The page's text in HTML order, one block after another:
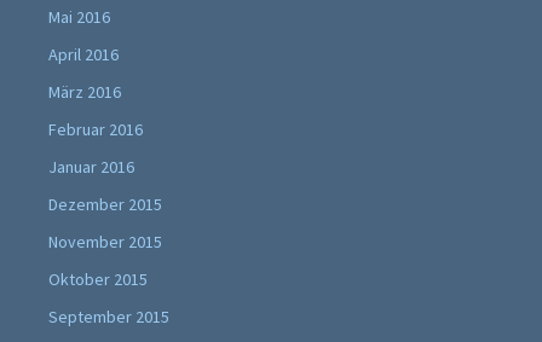
Mai 2016
April 2016
März 2016
Februar 2016
Januar 2016
Dezember 2015
November 2015
Oktober 2015
September 2015